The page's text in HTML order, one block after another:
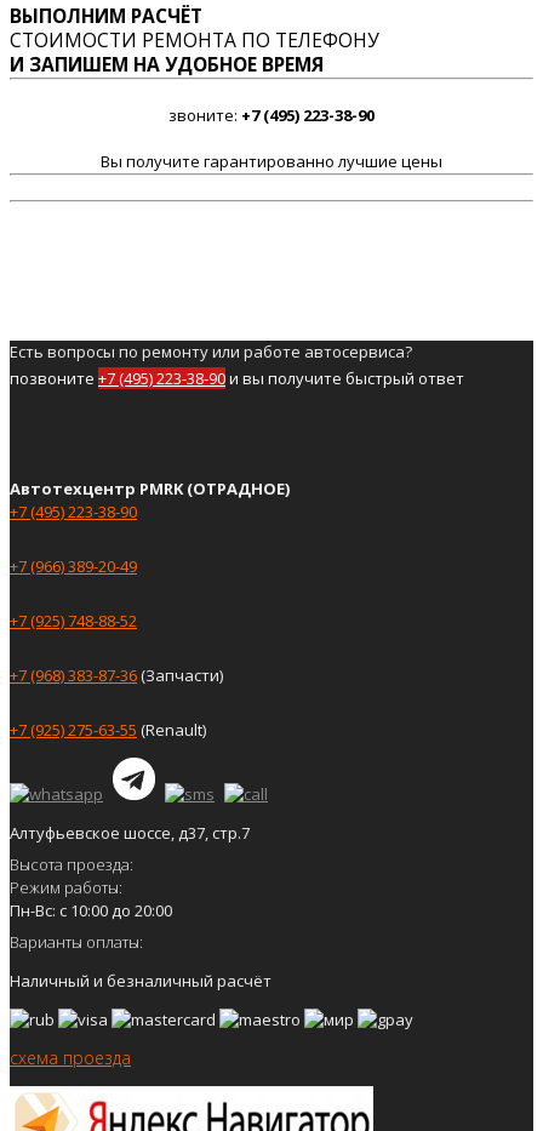
ВЫПОЛНИМ РАСЧЁТ
СТОИМОСТИ РЕМОНТА ПО ТЕЛЕФОНУ
И ЗАПИШЕМ НА УДОБНОЕ ВРЕМЯ
звоните: +7 (495) 223-38-90
Вы получите гарантированно лучшие цены
Есть вопросы по ремонту или работе автосервиса?
позвоните +7 (495) 223-38-90и вы получите быстрый ответ
Автотехцентр PMRK (ОТРАДНОЕ)
+7 (495) 223-38-90
+7 (966) 389-20-49
+7 (925) 748-88-52
+7 (968) 383-87-36(Запчасти)
+7 (925) 275-63-55 (Renault)
Алтуфьевское шоссе, д37, стр.7
Высота проезда:
Режим работы:
Пн-Вс: с 10:00 до 20:00
Варианты оплаты:
Наличный и безналичный расчёт
схема проезда